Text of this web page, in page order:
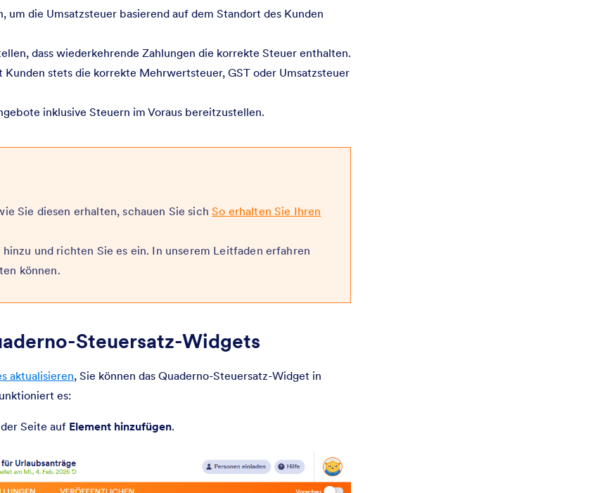
die Umsatzsteuer basierend auf dem Standort des Kunden
dass wiederkehrende Zahlungen die korrekte Steuer enthalten.
stets die korrekte Mehrwertsteuer, GST oder Umsatzsteuer
inklusive Steuern im Voraus bereitzustellen.
Sie diesen erhalten, schauen Sie sichSo erhalten Sie Ihren
und richten Sie es ein. In unserem Leitfaden erfahren
können.
Steuersatz-Widgets
aktualisieren, Sie können das Quaderno-Steuersatz-Widget in
es:
Seite auf Element hinzufügen.